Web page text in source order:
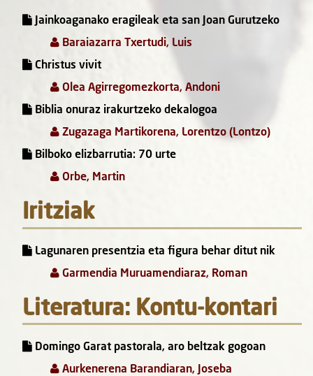
Jainkoaganako eragileak eta san Joan Gurutzeko
Baraiazarra Txertudi, Luis
Christus vivit
Olea Agirregomezkorta, Andoni
Biblia onuraz irakurtzeko dekalogoa
Zugazaga Martikorena, Lorentzo (Lontzo)
Bilboko elizbarrutia: 70 urte
Orbe, Martin
Iritziak
Lagunaren presentzia eta figura behar ditut nik
Garmendia Muruamendiaraz, Roman
Literatura: Kontu-kontari
Domingo Garat pastorala, aro beltzak gogoan
Aurkenerena Barandiaran, Joseba